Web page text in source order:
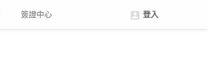
簽證中心  登入